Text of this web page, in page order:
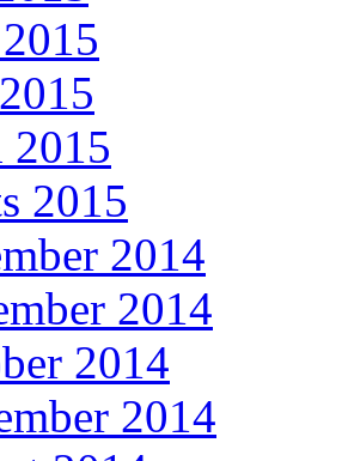
2015
2015
2014
2014
2014
2014